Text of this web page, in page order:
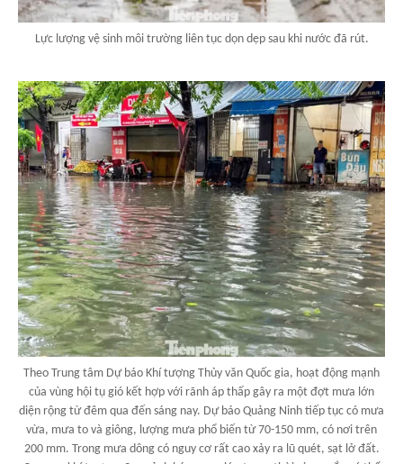
Lực lượng vệ sinh môi trường liên tục dọn dẹp sau khi nước đã rút.
Theo Trung tâm Dự báo Khí tượng Thủy văn Quốc gia, hoạt động mạnh
của vùng hội tụ gió kết hợp với rãnh áp thấp gây ra một đợt mưa lớn
diện rộng từ đêm qua đến sáng nay. Dự báo Quảng Ninh tiếp tục có mưa
vừa, mưa to và giông, lượng mưa phổ biến từ 70-150 mm, có nơi trên
200 mm. Trong mưa dông có nguy cơ rất cao xảy ra lũ quét, sạt lở đất.